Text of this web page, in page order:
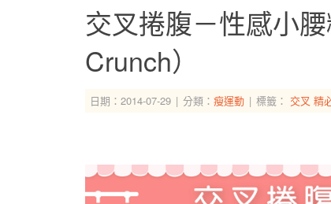
交叉捲腹－性感小
Crunch）
日期：2014-07-29 分類： 瘦運動 標籤： 交叉 精